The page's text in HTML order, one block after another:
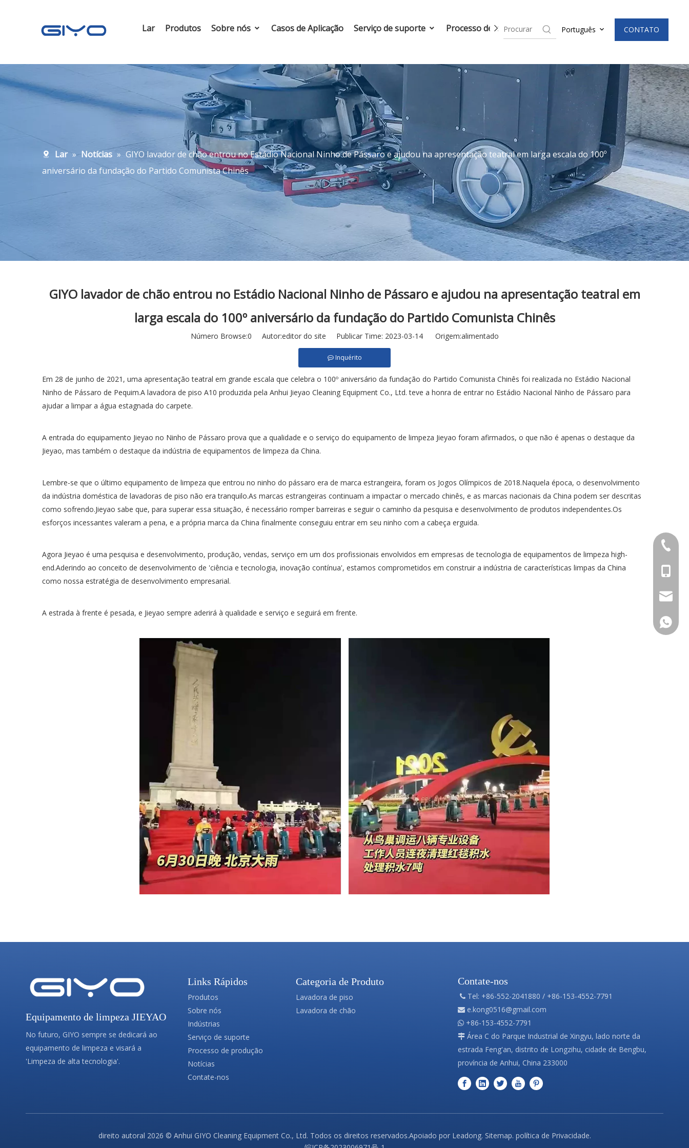
Lar Produtos Sobre nós Casos de Aplicação Serviço de suporte Processo de produção NotíciasPortuguês CONTATO
Lar » Notícias » GIYO lavador de chão entrou no Estádio Nacional Ninho de Pássaro e ajudou na apresentação teatral em larga escala do 100º
aniversário da fundação do Partido Comunista Chinês
GIYO lavador de chão entrou no Estádio Nacional Ninho de Pássaro e ajudou na apresentação teatral em
larga escala do 100º aniversário da fundação do Partido Comunista Chinês
Número Browse:0 Autor:editor do site Publicar Time: 2023-03-14 Origem:alimentado
Inquérito
Em 28 de junho de 2021, uma apresentação teatral em grande escala que celebra o 100º aniversário da fundação do Partido Comunista Chinês foi realizada no Estádio Nacional
Ninho de Pássaro de Pequim.A lavadora de piso A10 produzida pela Anhui Jieyao Cleaning Equipment Co., Ltd. teve a honra de entrar no Estádio Nacional Ninho de Pássaro para
ajudar a limpar a água estagnada do carpete.
A entrada do equipamento Jieyao no Ninho de Pássaro prova que a qualidade e o serviço do equipamento de limpeza Jieyao foram afirmados, o que não é apenas o destaque da
Jieyao, mas também o destaque da indústria de equipamentos de limpeza da China.
Lembre-se que o último equipamento de limpeza que entrou no ninho do pássaro era de marca estrangeira, foram os Jogos Olímpicos de 2018.Naquela época, o desenvolvimento
da indústria doméstica de lavadoras de piso não era tranquilo.As marcas estrangeiras continuam a impactar o mercado chinês, e as marcas nacionais da China podem ser descritas
como sofrendo.Jieyao sabe que, para superar essa situação, é necessário romper barreiras e seguir o caminho da pesquisa e desenvolvimento de produtos independentes.Os
esforços incessantes valeram a pena, e a própria marca da China finalmente conseguiu entrar em seu ninho com a cabeça erguida.
Agora Jieyao é uma pesquisa e desenvolvimento, produção, vendas, serviço em um dos profissionais envolvidos em empresas de tecnologia de equipamentos de limpeza high-
end.Aderindo ao conceito de desenvolvimento de 'ciência e tecnologia, inovação contínua', estamos comprometidos em construir a indústria de características limpas da China
como nossa estratégia de desenvolvimento empresarial.
A estrada à frente é pesada, e Jieyao sempre aderirá à qualidade e serviço e seguirá em frente.
Equipamento de limpeza JIEYAO
No futuro, GIYO sempre se dedicará ao
equipamento de limpeza e visará a
'Limpeza de alta tecnologia'.
+86-
+86-
Links Rápidos
Produtos
Sobre nós
Indústrias
Serviço de suporte
Processo de produção
Notícias
Contate-nos
Categoria de Produto
Lavadora de piso
Lavadora de chão
Contate-nos
Tel: +86-552-2041880 / +86-153-4552-7791
 e.kong0516@gmail.com
+86-153-4552-7791
Área C do Parque Industrial de Xingyu, lado norte da
estrada Feng'an, distrito de Longzihu, cidade de Bengbu,
província de Anhui, China 233000
direito autoral 2026 © Anhui GIYO Cleaning Equipment Co., Ltd. Todos os direitos reservados.Apoiado por Leadong. Sitemap. política de Privacidade.